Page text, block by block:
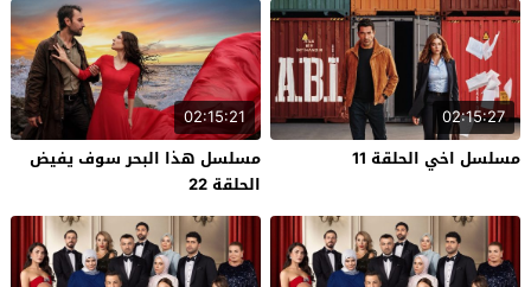
02:15:27
مسلسل اخي الحلقة 11
02:15:21
مسلسل هذا البحر سوف يفيض
الحلقة 22